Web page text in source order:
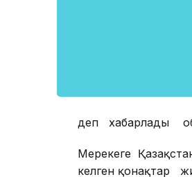
деп хабарлады
Мерекеге
келген қонақтар